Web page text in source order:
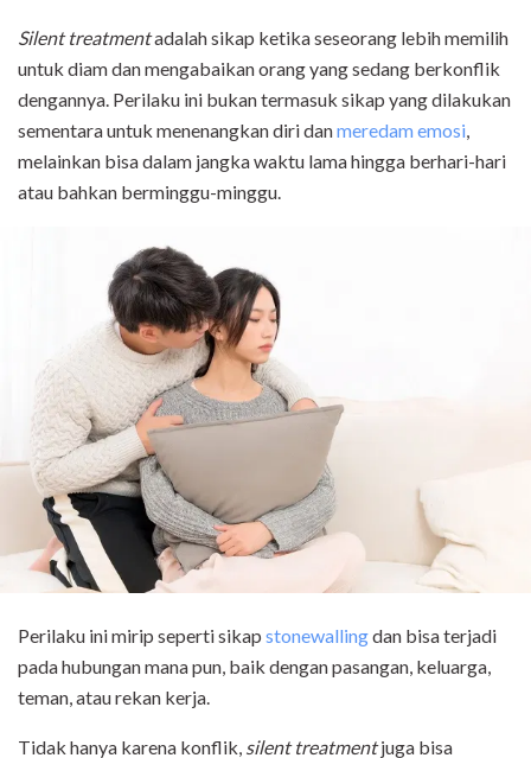
Silent treatmentadalah sikap ketika seseorang lebih memilih
untuk diam dan mengabaikan orang yang sedang berkonflik
dengannya. Perilaku ini bukan termasuk sikap yang dilakukan
sementara untuk menenangkan diri danmeredam emosi,
melainkan bisa dalam jangka waktu lama hingga berhari-hari
atau bahkan berminggu-minggu.
Perilaku ini mirip seperti sikap stonewallingdan bisa terjadi
pada hubungan mana pun, baik dengan pasangan, keluarga,
teman, atau rekan kerja.
Tidak hanya karena konflik, silent treatmentjuga bisa